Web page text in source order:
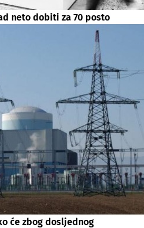
neto dobiti za 70 posto
će zbog dosljednog